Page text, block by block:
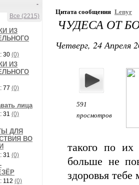
-
Все (2215)
ИЗ
30 (0)
ИЗ
77 (0)
лица
31 (0)
ДЛЯ
ВО
31 (0)
112 (0)
Цитата сообщения Lenyr
ЧУДЕСА ОТ
Четверг, 24 Апреля
591
просмотров
такого по
больше не
здоровья